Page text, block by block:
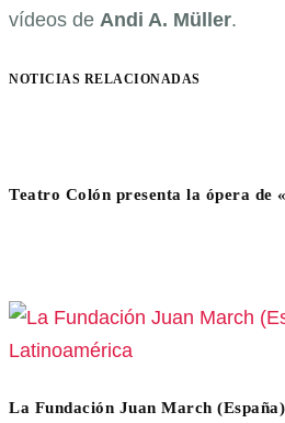
vídeos de Andi A. Müller.
NOTICIAS RELACIONADAS
Teatro Colón presenta la ópera de
La Fundación Juan March